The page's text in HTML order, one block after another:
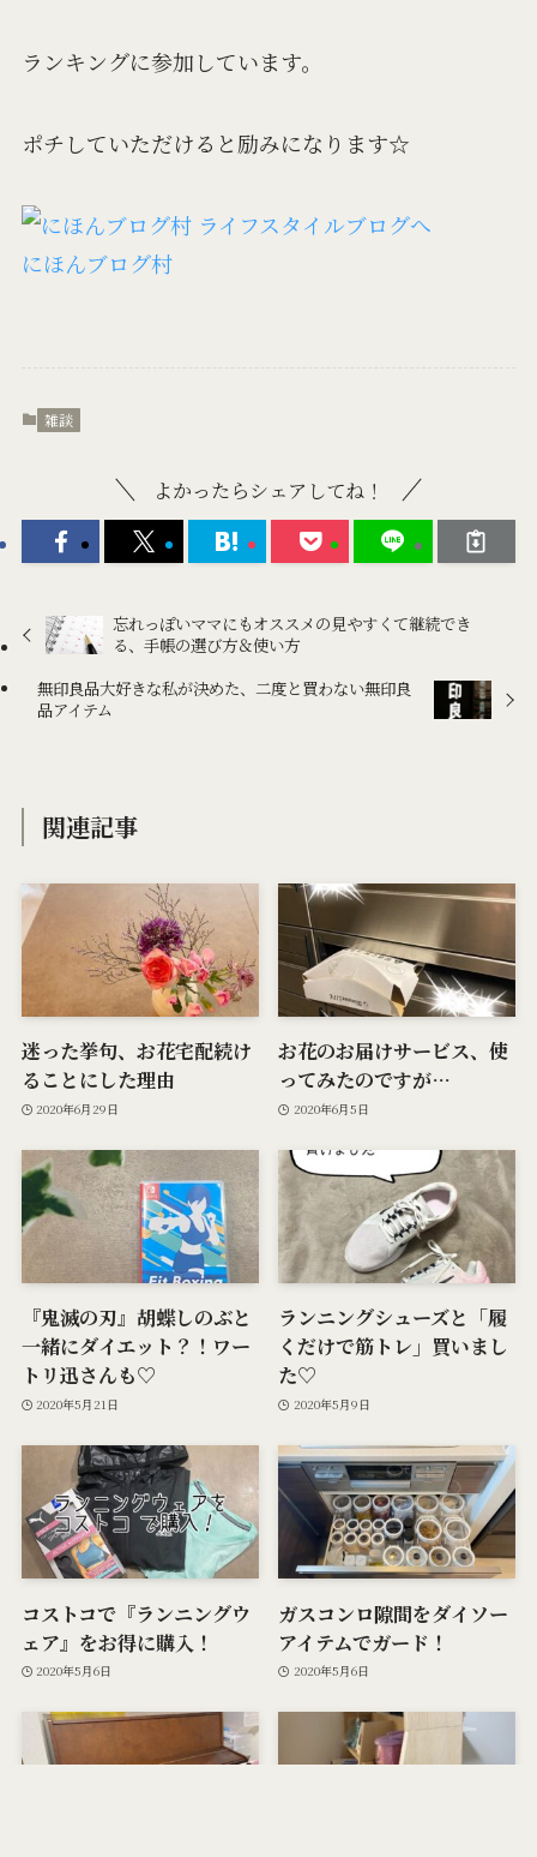
ランキングに参加しています。
ポチしていただけると励みになります☆
にほんブログ村
雑談
よかったらシェアしてね！
忘れっぽいママにもオススメの見やすくて継続でき
る、手帳の選び方＆使い方
無印良品大好きな私が決めた、二度と買わない無印良
品アイテム
関連記事
迷った挙句、お花宅配続け
ることにした理由
2020年6月29日
お花のお届けサービス、使
ってみたのですが…
2020年6月5日
『鬼滅の刃』胡蝶しのぶと
一緒にダイエット？！ワー
トリ迅さんも♡
2020年5月21日
ランニングシューズと「履
くだけで筋トレ」買いまし
た♡
2020年5月9日
コストコで『ランニングウ
ェア』をお得に購入！
2020年5月6日
ガスコンロ隙間をダイソー
アイテムでガード！
2020年5月6日